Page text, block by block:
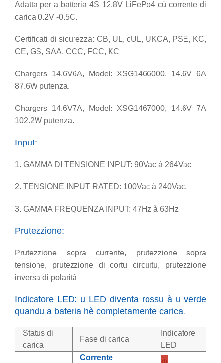
Adatta per a batteria 4S 12.8V LiFePo4 cù corrente di
carica 0.2V -0.5C.
Certificati di sicurezza: CB, UL, cUL, UKCA, PSE, KC,
CE, GS, SAA, CCC, FCC, KC
Chargers 14.6V6A, Model: XSG1466000, 14.6V 6A
87.6W putenza.
Chargers 14.6V7A, Model: XSG1467000, 14.6V 7A
102.2W putenza.
Input:
1. GAMMA DI TENSIONE INPUT: 90Vac à 264Vac
2. TENSIONE INPUT RATED: 100Vac à 240Vac.
3. GAMMA FREQUENZA INPUT: 47Hz à 63Hz
Prutezzione:
Prutezzione sopra currente, prutezzione sopra
tensione, prutezzione di cortu circuitu, prutezzione
inversa di polarità
Indicatore LED: u LED diventa rossu à u verde
quandu a bateria hè completamente carica.
Status di
carica
Fase di carica
Indicatore
LED
Corrente